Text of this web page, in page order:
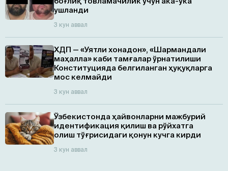
ушланди
3 кун аввал
ХДП — «Уятли хонадон», «Шармандали
маҳалла» каби тамғалар ўрнатилиши
Конституцияда белгиланган ҳуқуқларга
мос келмайди
3 кун аввал
Ўзбекистонда ҳайвонларни мажбурий
идентификация қилиш ва рўйхатга
олиш тўғрисидаги қонун кучга кирди
3 кун аввал